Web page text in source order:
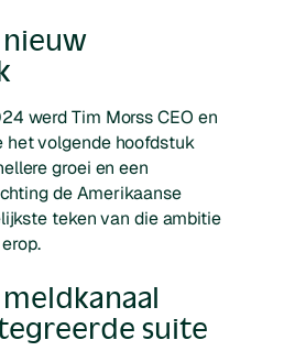
nieuw
werd Tim Morss CEO en
het volgende hoofdstuk
groei en een
de Amerikaanse
teken van die ambitie
meldkanaal
suite